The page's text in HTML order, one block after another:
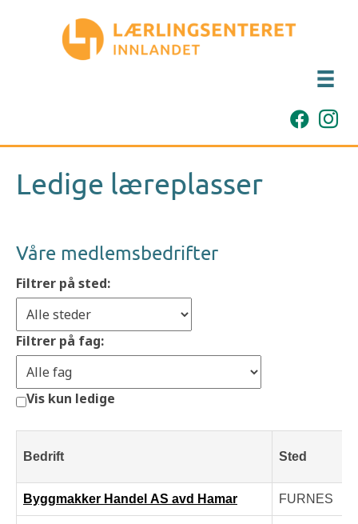
Ledige læreplasser
Våre medlemsbedrifter
Filtrer på sted:
Filtrer på fag:
Vis kun ledige
Bedrift Sted
Byggmakker Handel AS avd Hamar FURNES